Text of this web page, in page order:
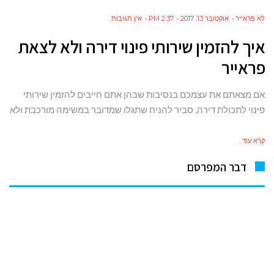
לא פראייר אוקטובר 13, 2017 2:37 PM אין תגובות
איך להזמין שירותי פינוי דירה ולא לצאת
פראייר
אם מצאתם את עצמכם בנסיבות שבהן אתם חייבים להזמין שירותי
פינוי לתכולת דירה, סביר להניח שתגלו שמדובר במשימה מורכבת ולא
קרא עוד...
דבר המפרסם